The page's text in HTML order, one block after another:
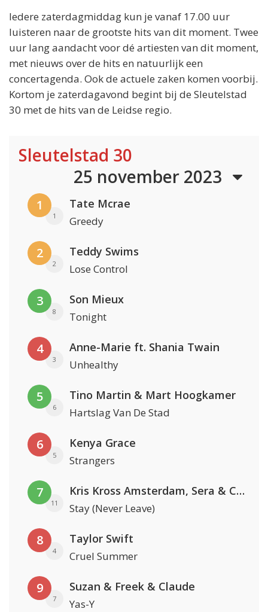
Iedere zaterdagmiddag kun je vanaf 17.00 uur
luisteren naar de grootste hits van dit moment. Twee
uur lang aandacht voor dé artiesten van dit moment,
met nieuws over de hits en natuurlijk een
concertagenda. Ook de actuele zaken komen voorbij.
Kortom je zaterdagavond begint bij de Sleutelstad
30 met de hits van de Leidse regio.
Sleutelstad 30
25 november 2023
1
1
Tate Mcrae
Greedy
2
2
Teddy Swims
Lose Control
3
8
Son Mieux
Tonight
4
3
Anne-Marie ft. Shania Twain
Unhealthy
5
6
Tino Martin & Mart Hoogkamer
Hartslag Van De Stad
6
5
Kenya Grace
Strangers
7
11
Kris Kross Amsterdam, Sera & Conor Maynard
Stay (Never Leave)
8
4
Taylor Swift
Cruel Summer
9
7
Suzan & Freek & Claude
Yas-Y